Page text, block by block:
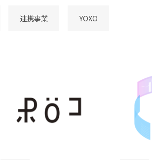
連携事業 YOXO